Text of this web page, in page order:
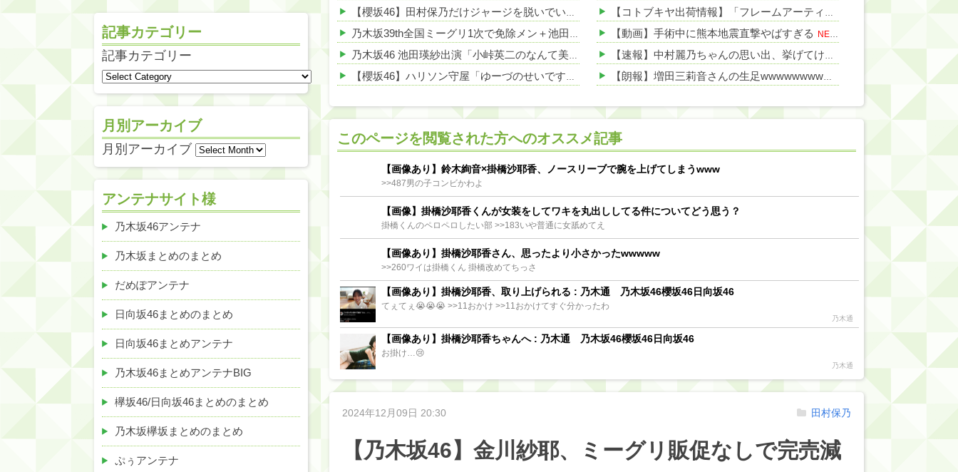
【櫻坂46】田村保乃だけジャージを脱いでいた理由
乃木坂39th全国ミーグリ1次で免除メン＋池田・一ノ瀬・井上・川﨑・菅原・中西が全完売
乃木坂46 池田瑛紗出演「小峠英二のなんて美だ！」テーマ：徳川家康【2025.8.5 24:00〜 TOKYO MX】
【櫻坂46】ハリソン守屋「ゆーづのせいです」【ラヴィット!】
【日向坂46】この月、何かあるのか！？『お願いバッハ！』ミーグリ日程がこちら
Powered by livedoor 相互RSS
【コトブキヤ出荷情報】「フレームアーティスト 雪ミク」「創彩少女庭園 早乙女 瑠衣【桃桜高校・競泳水着】」プラモデルほか【発売日決定】
【動画】手術中に熊本地震直撃やばすぎる NEW!
【速報】中村麗乃ちゃんの思い出、挙げてけwwwwwwwwwww
【朗報】増田三莉音さんの生足wwwwwwwwwwww
乃木坂46『オリコン上半期SG1位獲得!!』←もうこれ今が全盛期だろwwwwww
Powered by livedoor 相互RSS
このページを閲覧された方へのオススメ記事
【画像あり】鈴木絢音×掛橋沙耶香、ノースリーブで腕を上げてしまうwww
>>487男の子コンビかわよ
【画像】掛橋沙耶香くんが女装をしてワキを丸出ししてる件についてどう思う？
掛橋くんのペロペロしたい部 >>183いや普通に女舐めてえ
【画像あり】掛橋沙耶香さん、思ったより小さかったwwwww
>>260ワイは掛橋くん 掛橋改めてちっさ
【画像あり】掛橋沙耶香、取り上げられる : 乃木通 乃木坂46櫻坂46日向坂46
てぇてぇ😭😭😭 >>11おかけ >>11おかけてすぐ分かったわ
乃木通
【画像あり】掛橋沙耶香ちゃんへ : 乃木通 乃木坂46櫻坂46日向坂46
お掛け…😢
乃木通
2024年12月09日 20:30
【乃木坂46】金川紗耶、ミーグリ販促なしで完売減
田村保乃
記事カテゴリー
記事カテゴリー
月別アーカイブ
月別アーカイブ
アンテナサイト様
乃木坂46アンテナ
乃木坂まとめのまとめ
だめぽアンテナ
日向坂46まとめのまとめ
日向坂46まとめアンテナ
乃木坂46まとめアンテナBIG
欅坂46/日向坂46まとめのまとめ
乃木坂欅坂まとめのまとめ
ぷぅアンテナ